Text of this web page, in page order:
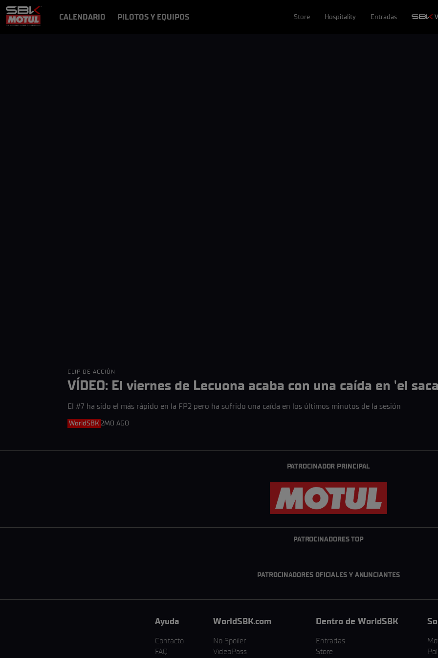
CALENDARIO PILOTOS Y EQUIPOS Store Hospitality Entradas
CLIP DE ACCIÓN
VÍDEO: El viernes de Lecuona acaba con una caída en 'el
El #7 ha sido el más rápido en la FP2 pero ha sufrido una caída en los últimos minutos de la sesión
WorldSBK 2MO AGO
PATROCINADOR PRINCIPAL
PATROCINADORES TOP
PATROCINADORES OFICIALES Y ANUNCIANTES
Ayuda
Contacto
FAQ
WorldSBK.com
No Spoiler
VideoPass
Dentro de WorldSBK
Entradas
Store